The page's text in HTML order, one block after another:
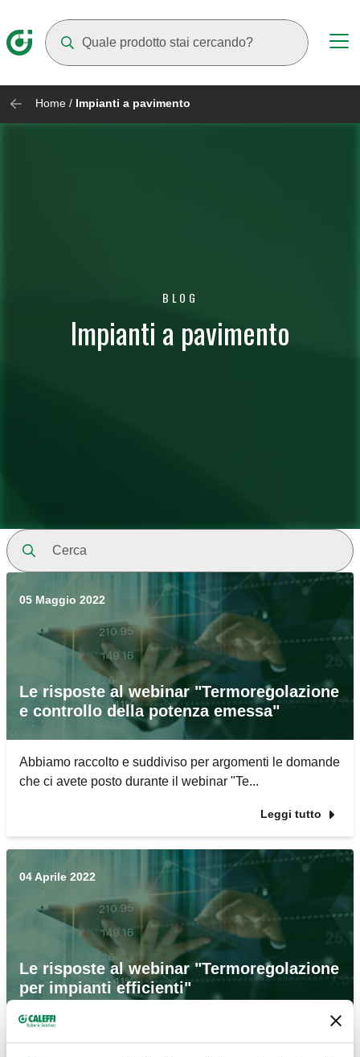
Home / Impianti a pavimento
BLOG
Impianti a pavimento
Cerca
05 Maggio 2022
Le risposte al webinar "Termoregolazione
e controllo della potenza emessa"
Abbiamo raccolto e suddiviso per argomenti le domande
che ci avete posto durante il webinar "Te...
Leggi tutto
04 Aprile 2022
Le risposte al webinar "Termoregolazione
per impianti efficienti"